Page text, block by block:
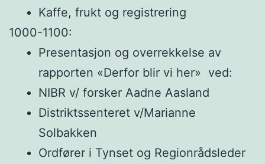
Kaffe, frukt og registrering
1000-1100:
Presentasjon og overrekkelse av
rapporten «Derfor blir vi her» ved:
NIBR v/ forsker Aadne Aasland
Distriktssenteret v/Marianne
Solbakken
Ordfører i Tynset og Regionrådsleder